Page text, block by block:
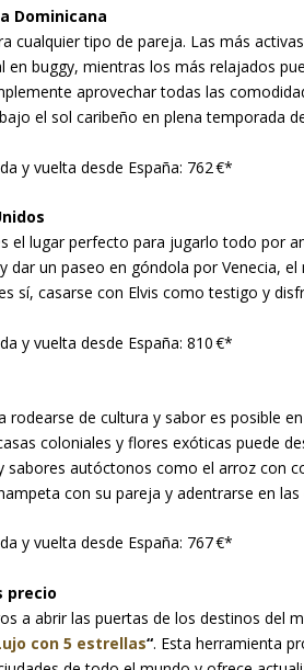
Dominicana
cualquier tipo de pareja. Las más
en buggy, mientras los más relajados
aprovechar todas las
el sol caribeño en plena temporada
y vuelta desde España: 762 €*
el lugar perfecto para jugarlo todo por
dar un paseo en góndola por Venecia,
sí, casarse con Elvis como testigo y
y vuelta desde España: 810 €*
rodearse de cultura y sabor es posible
coloniales y flores exóticas puede
sabores autóctonos como el arroz con
con su pareja y adentrarse en
y vuelta desde España: 767 €*
precio
a abrir las puertas de los destinos del
con 5 estrellas“. Esta herramienta